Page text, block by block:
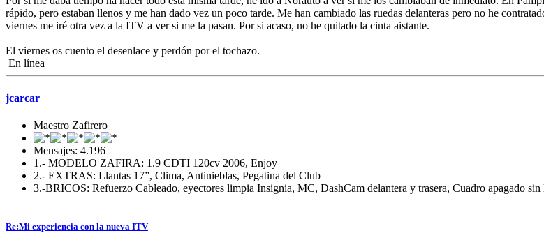
rápido, pero estaban llenos y me han dado vez un poco tarde. Me han cambiado las ruedas delanteras pero no he
viernes me iré otra vez a la ITV a ver si me la pasan. Por si acaso, no he quitado la cinta aistante.
El viernes os cuento el desenlace y perdón por el tochazo.
En línea
jcarcar
Maestro Zafirero
Mensajes: 4.196
1.- MODELO ZAFIRA: 1.9 CDTI 120cv 2006, Enjoy
2.- EXTRAS: Llantas 17”, Clima, Antinieblas, Pegatina del Club
3.-BRICOS: Refuerzo Cableado, eyectores limpia Insignia, MC, DashCam delantera y trasera, Cuadro apagado
Re:Mi experiencia con la nueva ITV